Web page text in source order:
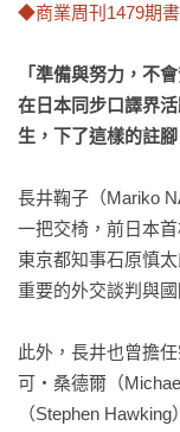
◆商業周刊1479期
「準備與努力，不會
在日本同步口譯界
生，下了這樣的註腳
長井鞠子（Mariko
一把交椅，前日本
東京都知事石原慎
重要的外交談判與
此外，長井也曾擔
可‧桑德爾（
（Stephen